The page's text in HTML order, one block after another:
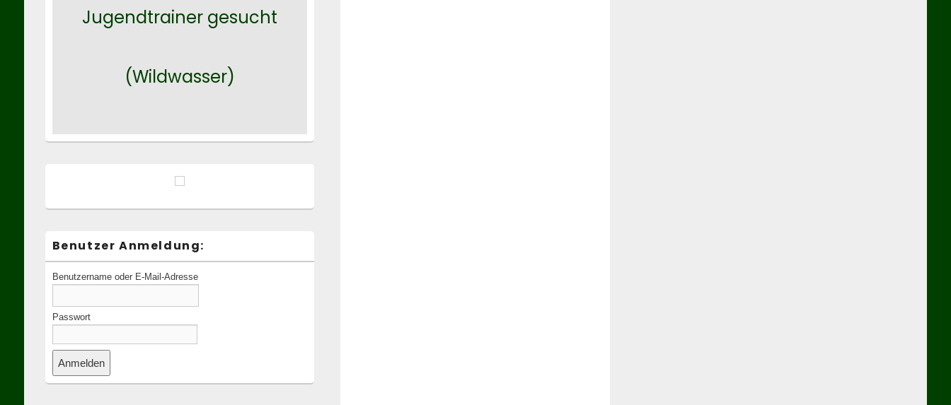
Jugendtrainer gesucht
(Wildwasser)
Benutzer Anmeldung:
Benutzername oder E-Mail-Adresse
Passwort